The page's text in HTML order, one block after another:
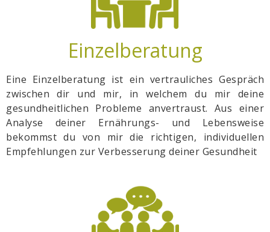
Einzelberatung
Eine Einzelberatung ist ein vertrauliches Gespräch
zwischen dir und mir, in welchem du mir deine
gesundheitlichen Probleme anvertraust. Aus einer
Analyse deiner Ernährungs- und Lebensweise
bekommst du von mir die richtigen, individuellen
Empfehlungen zur Verbesserung deiner Gesundheit